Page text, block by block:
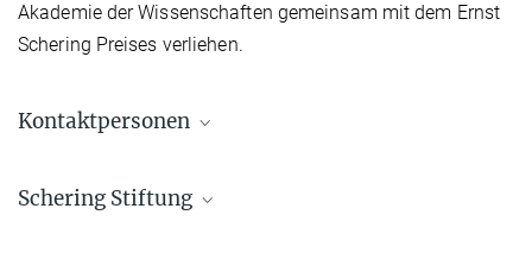
Akademie der Wissenschaften gemeinsam mit dem Ernst
Schering Preises verliehen.
Kontaktpersonen
Max Planck Research Group Leader
Schering Stiftung